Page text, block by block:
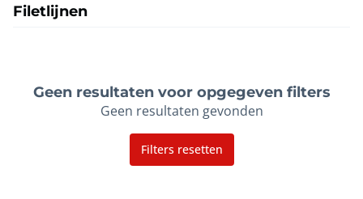
Filetlijnen
Geen resultaten voor opgegeven filters
Geen resultaten gevonden
Filters resetten